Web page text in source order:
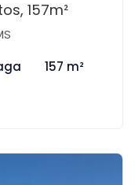
157m²
157 m²